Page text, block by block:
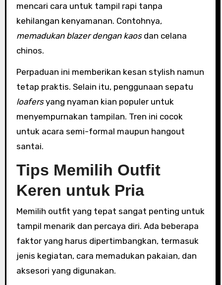
mencari cara untuk tampil rapi tanpa
kehilangan kenyamanan. Contohnya,
memadukan blazer dengan kaosdan celana
chinos.
Perpaduan ini memberikan kesan stylish namun
tetap praktis. Selain itu, penggunaan sepatu
loafersyang nyaman kian populer untuk
menyempurnakan tampilan. Tren ini cocok
untuk acara semi-formal maupun hangout
santai.
Tips Memilih Outfit
Keren untuk Pria
Memilih outfit yang tepat sangat penting untuk
tampil menarik dan percaya diri. Ada beberapa
faktor yang harus dipertimbangkan, termasuk
jenis kegiatan, cara memadukan pakaian, dan
aksesori yang digunakan.